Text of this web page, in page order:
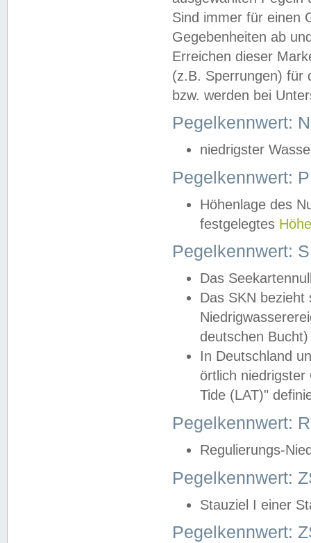
Sind immer für einen
Gegebenheiten ab
Erreichen dieser
(z.B. Sperrungen) für
bzw. werden bei
Pegelkennwert:
niedrigster
Pegelkennwert:
Höhenlage des
festgelegtes
Pegelkennwert:
Das
Das SKN
deutschen
In Deutschland
örtlich
Tide (LAT)"
Pegelkennwert:
Regulierungs-
Pegelkennwert:
Stauziel I einer
Pegelkennwert: